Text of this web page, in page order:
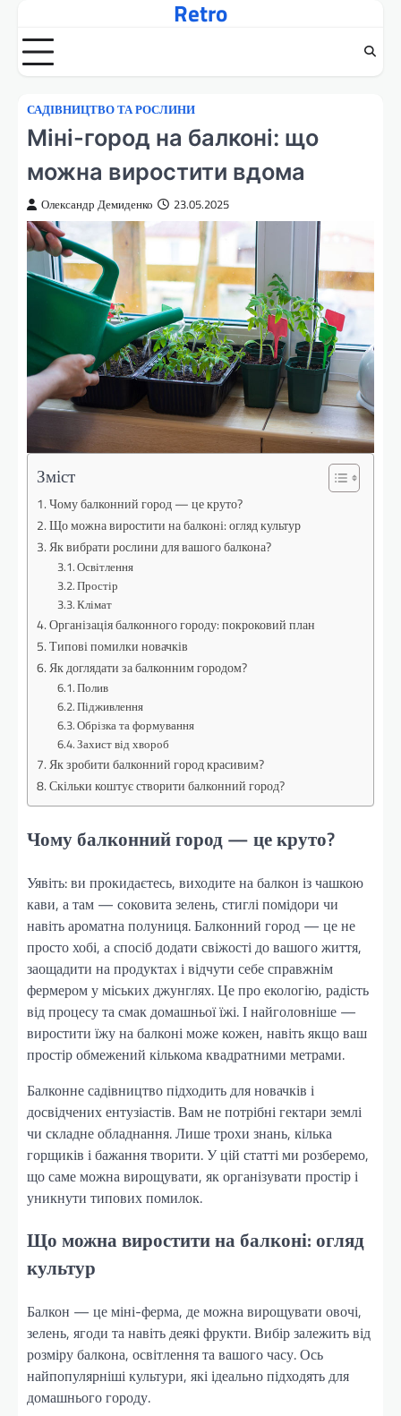
вмісту
Retro
САДІВНИЦТВО ТА РОСЛИНИ
Міні-город на балконі: що
можна виростити вдома
Олександр Демиденко 23.05.2025
Зміст
Чому балконний город — це круто?
Що можна виростити на балконі: огляд культур
Як вибрати рослини для вашого балкона?
Освітлення
Простір
Клімат
Організація балконного городу: покроковий план
Типові помилки новачків
Як доглядати за балконним городом?
Полив
Підживлення
Обрізка та формування
Захист від хвороб
Як зробити балконний город красивим?
Скільки коштує створити балконний город?
Чому балконний город — це круто?
Уявіть: ви прокидаєтесь, виходите на балкон із чашкою
кави, а там — соковита зелень, стиглі помідори чи
навіть ароматна полуниця. Балконний город — це не
просто хобі, а спосіб додати свіжості до вашого життя,
заощадити на продуктах і відчути себе справжнім
фермером у міських джунглях. Це про екологію, радість
від процесу та смак домашньої їжі. І найголовніше —
виростити їжу на балконі може кожен, навіть якщо ваш
простір обмежений кількома квадратними метрами.
Балконне садівництво підходить для новачків і
досвідчених ентузіастів. Вам не потрібні гектари землі
чи складне обладнання. Лише трохи знань, кілька
горщиків і бажання творити. У цій статті ми розберемо,
що саме можна вирощувати, як організувати простір і
уникнути типових помилок.
Що можна виростити на балконі: огляд
культур
Балкон — це міні-ферма, де можна вирощувати овочі,
зелень, ягоди та навіть деякі фрукти. Вибір залежить від
розміру балкона, освітлення та вашого часу. Ось
найпопулярніші культури, які ідеально підходять для
домашнього городу.